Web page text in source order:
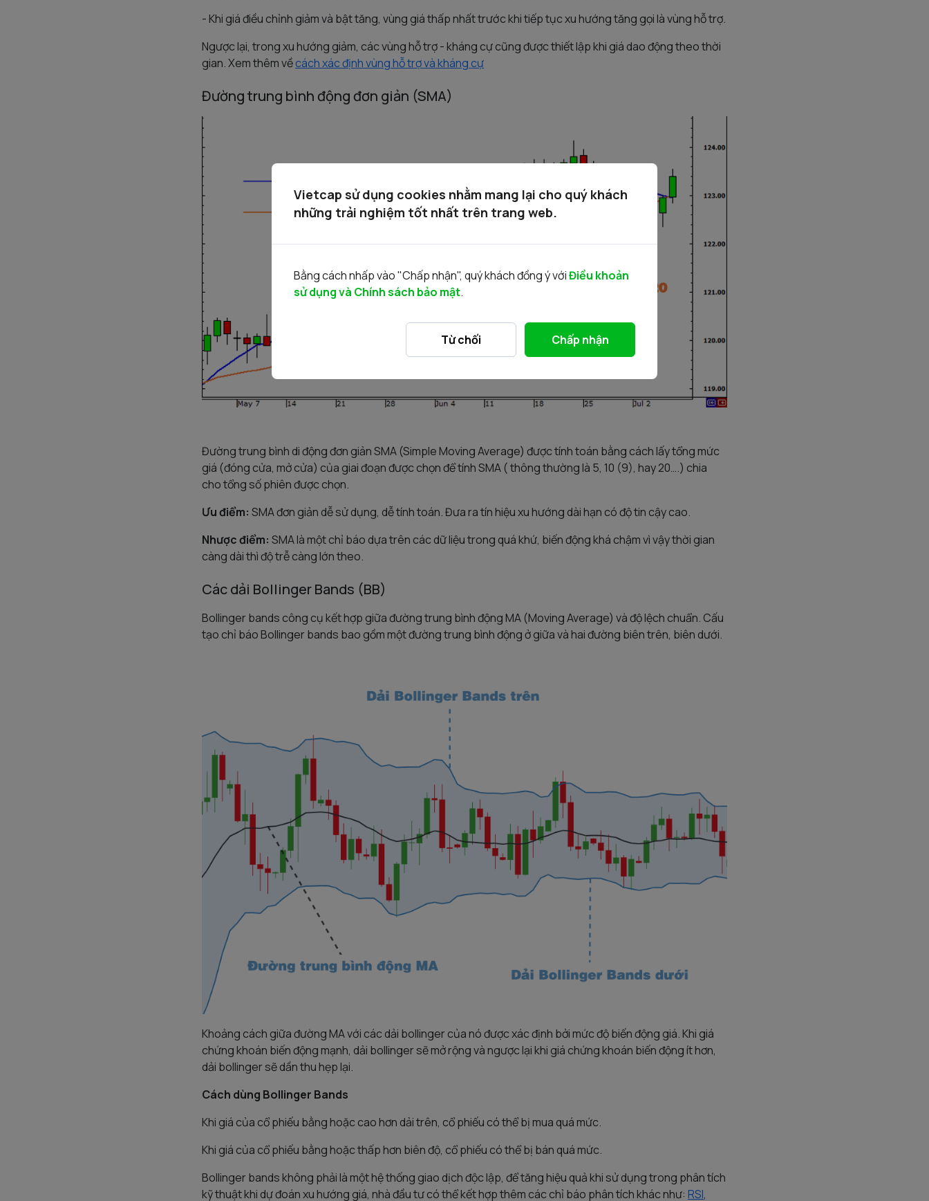
- Khi giá điều chỉnh giảm và bật tăng, vùng giá thấp nhất trước khi tiếp tục xu hướng tăng gọi là vùng hỗ trợ.
Ngược lại, trong xu hướng giảm, các vùng hỗ trợ - kháng cự cũng được thiết lập khi giá dao động theo thời
gian. Xem thêm vềcách xác định vùng hỗ trợ và kháng cự
Đường trung bình động đơn giản (SMA)
Đường trung bình di động đơn giản SMA (Simple Moving Average) được tính toán bằng cách lấy tổng mức
giá (đóng cửa, mở cửa) của giai đoạn được chọn để tính SMA ( thông thường là 5, 10 (9), hay 20….) chia
cho tổng số phiên được chọn.
Ưu điểm: SMA đơn giản dễ sử dụng, dễ tính toán. Đưa ra tín hiệu xu hướng dài hạn có độ tin cậy cao.
Nhược điểm: SMA là một chỉ báo dựa trên các dữ liệu trong quá khứ, biến động khá chậm vì vậy thời gian
càng dài thì độ trễ càng lớn theo.
Các dải Bollinger Bands (BB)
Bollinger bands công cụ kết hợp giữa đường trung bình động MA (Moving Average) và độ lệch chuẩn. Cấu
tạo chỉ báo Bollinger bands bao gồm một đường trung bình động ở giữa và hai đường biên trên, biên dưới.
Khoảng cách giữa đường MA với các dải bollinger của nó được xác định bởi mức độ biến động giá. Khi giá
chứng khoán biến động mạnh, dải bollinger sẽ mở rộng và ngược lại khi giá chứng khoán biến động ít hơn,
dải bollinger sẽ dần thu hẹp lại.
Cách dùng Bollinger Bands
Khi giá của cổ phiếu bằng hoặc cao hơn dải trên, cổ phiếu có thể bị mua quá mức.
Khi giá của cổ phiếu bằng hoặc thấp hơn biên độ, cổ phiếu có thể bị bán quá mức.
Bollinger bands không phải là một hệ thống giao dịch độc lập, để tăng hiệu quả khi sử dụng trong phân tích
kỹ thuật khi dự đoán xu hướng giá, nhà đầu tư có thể kết hợp thêm các chỉ báo phân tích khác như: RSI,
Vietcap sử dụng cookies nhằm mang lại cho quý khách
những trải nghiệm tốt nhất trên trang web.
Bằng cách nhấp vào "Chấp nhận", quý khách đồng ý vớiĐiều khoản
sử dụng và Chính sách bảo mật.
Từ chối Chấp nhận